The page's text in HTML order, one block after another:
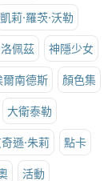
凱莉·羅茨·沃勒
洛佩茲 神隱少女
爾南德斯 顏色集
大衛泰勒
遜·朱莉 點卡
活動